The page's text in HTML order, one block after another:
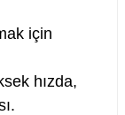
için
hızda,